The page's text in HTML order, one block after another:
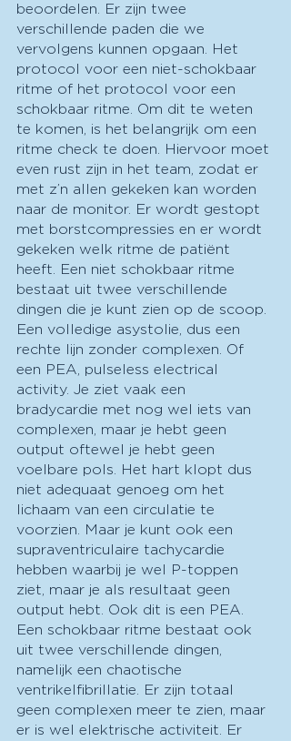
beoordelen. Er zijn twee
verschillende paden die we
vervolgens kunnen opgaan. Het
protocol voor een niet-schokbaar
ritme of het protocol voor een
schokbaar ritme. Om dit te weten
te komen, is het belangrijk om een
ritme check te doen. Hiervoor moet
even rust zijn in het team, zodat er
met z’n allen gekeken kan worden
naar de monitor. Er wordt gestopt
met borstcompressies en er wordt
gekeken welk ritme de patiënt
heeft. Een niet schokbaar ritme
bestaat uit twee verschillende
dingen die je kunt zien op de scoop.
Een volledige asystolie, dus een
rechte lijn zonder complexen. Of
een PEA, pulseless electrical
activity. Je ziet vaak een
bradycardie met nog wel iets van
complexen, maar je hebt geen
output oftewel je hebt geen
voelbare pols. Het hart klopt dus
niet adequaat genoeg om het
lichaam van een circulatie te
voorzien. Maar je kunt ook een
supraventriculaire tachycardie
hebben waarbij je wel P-toppen
ziet, maar je als resultaat geen
output hebt. Ook dit is een PEA.
Een schokbaar ritme bestaat ook
uit twee verschillende dingen,
namelijk een chaotische
ventrikelfibrillatie. Er zijn totaal
geen complexen meer te zien, maar
er is wel elektrische activiteit. Er